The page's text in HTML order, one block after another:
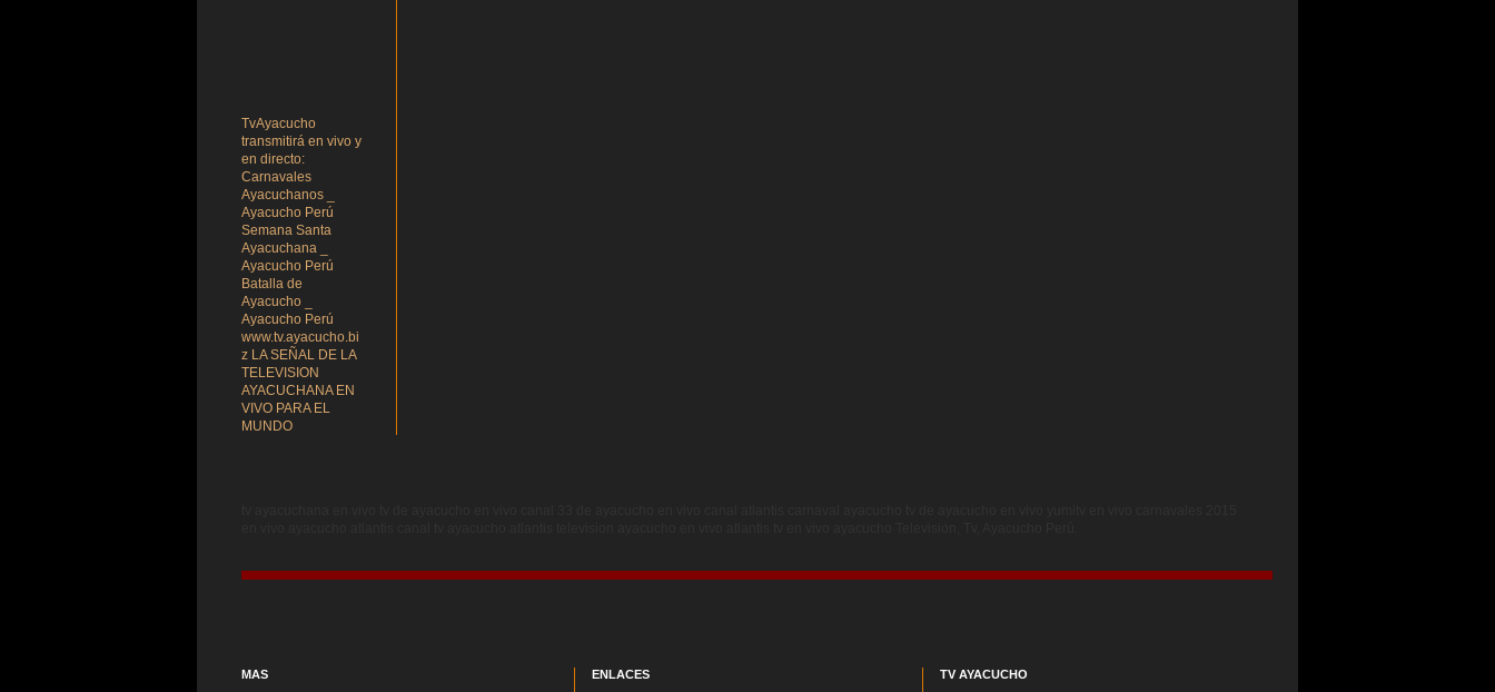
TvAyacucho
transmitirá en vivo y
en directo:
Carnavales
Ayacuchanos _
Ayacucho Perú
Semana Santa
Ayacuchana _
Ayacucho Perú
Batalla de
Ayacucho _
Ayacucho Perú
www.tv.ayacucho.bi
z LA SEÑAL DE LA
TELEVISION
AYACUCHANA EN
VIVO PARA EL
MUNDO
MAS ENLACES TV AYACUCHO